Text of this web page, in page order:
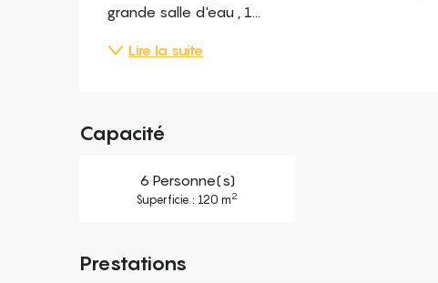
grande salle d'eau , 1...
Lire la suite
Capacité
6 Personne(s)
Superficie : 120 m2
Prestations